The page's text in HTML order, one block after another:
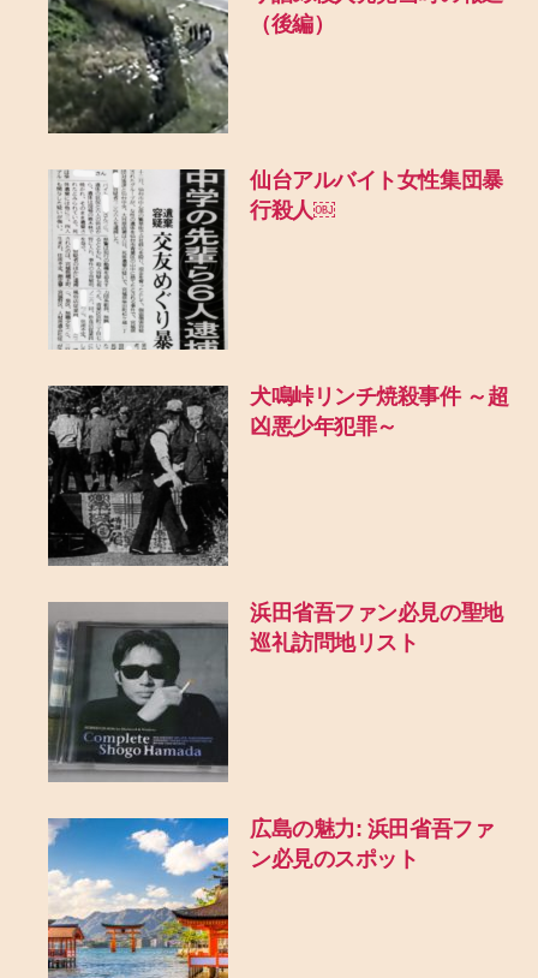
（後編）
仙台アルバイト女性集団暴
行殺人￼
犬鳴峠リンチ焼殺事件 ～超
凶悪少年犯罪～
浜田省吾ファン必見の聖地
巡礼訪問地リスト
広島の魅力: 浜田省吾ファ
ン必見のスポット